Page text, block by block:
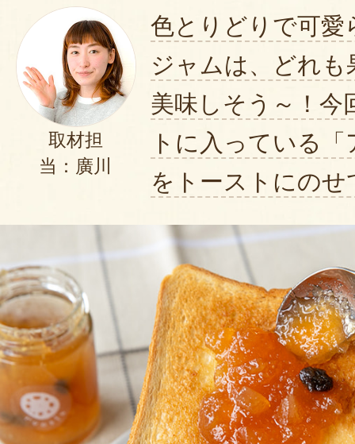
取材担
当：廣川
色とりどりで可愛
ジャムは、どれ
美味しそう～！今
トに入っている
をトーストにの